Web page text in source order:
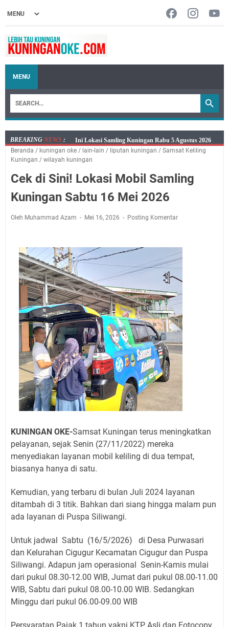
MENU
BREAKING NEWS :
Rabu 5 Agustus 2026 Mobil SIM Keliling Kuningan Ada
di Sini!
Punya Takdir Masing-masing, Hidup yang Terlihat
Mewah, Belum Tentu Indah
Agenda Kegiatan Bupati Kuningan Kamis 6 Agustus
Luragung, Ini Persyaratan dan Besaran Biayanya
Layanan Mobil Samsat Keliling Kuningan Kamis 6
Agustus 2026 Ada di Empat Titik
Embun Pagi Kamis 6 Agustus 2026: Tidak Semua
Keterlambatan Berarti Kegagalan
Setiap Noda Ada Pembersihnya, Salat Bisa Menjadi
Pembersih Dosa Kita, Ini Jadwal Salat Wilayah
Kuningan Kamis 6 Agustus 2026
Agenda Kegiatan Bupati, Wabup dan Sekda Kuningan
Rabu 5 Agustus 2026 Masing-masing Dua Acara
Ini Lokasi Samling Kuningan Rabu 5 Agustus 2026
Beranda / kuningan oke / lain-lain / liputan kuningan / Samsat Keliling
Kuningan / wilayah kuningan
Cek di Sini! Lokasi Mobil Samling
Kuningan Sabtu 16 Mei 2026
Oleh Muhammad Azam Mei 16, 2026 Posting Komentar
KUNINGAN OKE-Samsat Kuningan terus meningkatkan
pelayanan, sejak Senin (27/11/2022) mereka
menyediakan layanan mobil keliling di dua tempat,
biasanya hanya di satu.
Kemudian, yang terbaru di bulan Juli 2024 layanan
ditambah di 3 titik. Bahkan dari siang hingga malam pun
ada layanan di Puspa Siliwangi.
Untuk jadwal Sabtu (16/5/2026) di Desa Purwasari
dan Kelurahan Cigugur Kecamatan Cigugur dan Puspa
Siliwangi. Adapun jam operasional Senin-Kamis mulai
dari pukul 08.30-12.00 WIB, Jumat dari pukul 08.00-11.00
WIB, Sabtu dari pukul 08.00-10.00 WIB. Sedangkan
Minggu dari pukul 06.00-09.00 WIB